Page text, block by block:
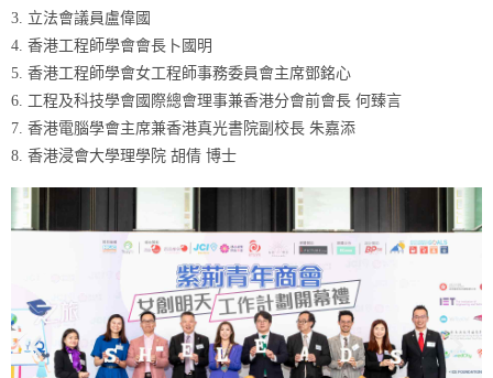
3. 立法會議員盧偉國
4. 香港工程師學會會長卜國明
5. 香港工程師學會女工程師事務委員會主席鄧銘心
6. 工程及科技學會國際總會理事兼香港分會前會長 何臻言
7. 香港電腦學會主席兼香港真光書院副校長 朱嘉添
8. 香港浸會大學理學院 胡倩 博士